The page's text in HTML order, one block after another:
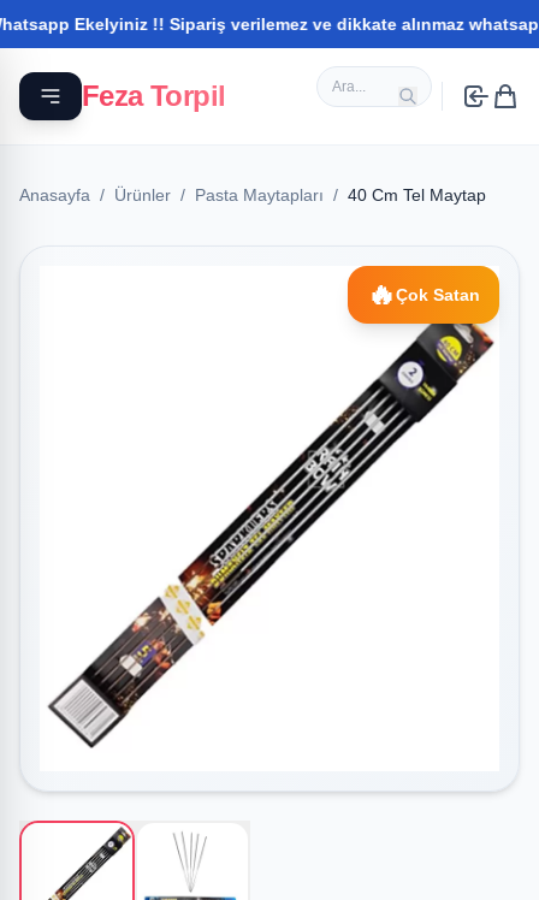
Ekelyiniz !! Sipariş verilemez ve dikkate alınmaz
Feza Torpil
Anasayfa / Ürünler / Pasta Maytapları / 40 Cm Tel Maytap
🔥Çok Satan